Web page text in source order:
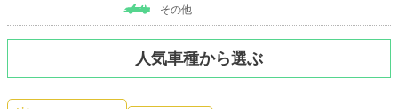
その他
人気車種から選ぶ